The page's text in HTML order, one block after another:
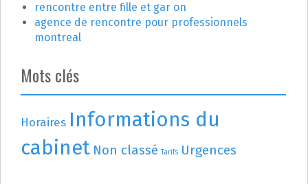
rencontre entre fille et gar on
agence de rencontre pour professionnels
montreal
Mots clés
Horaires Informations du
cabinet Non classé Tarifs Urgences